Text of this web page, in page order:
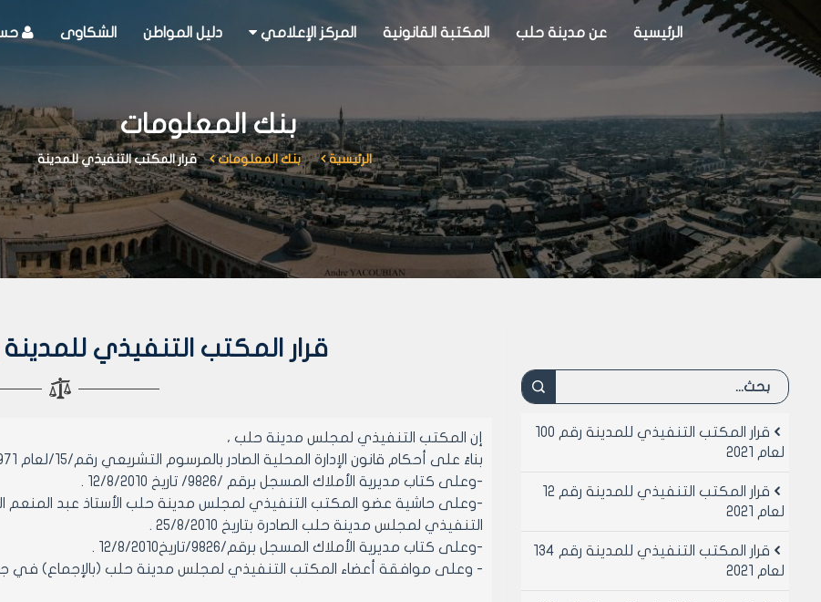
الرئيسية عن مدينة حلب المكتبة القانونية المركز الإعلامي دليل المواطن الشكاوى
بنك المعلومات
الرئيسية بنك المعلومات قرار المكتب التنفيذي للمدينة
قرار المكتب التنفيذي للمدينة رقم 740
إن المكتب التنفيذي لمجلس مدينة حلب ،
بناءً على أحكام قانون الإدارة المحلية الصادر بالمرسوم التشريعي رقم/15/لعام 1971ولائحته التنفيذية وتعديلاتهما.
-وعلى كتاب مديرية الأملاك المسجل برقم /9826/ تاريخ 12/8/2010 .
التنفيذي لمجلس مدينة حلب الصادرة بتاريخ 25/8/2010 .
-وعلى كتاب مديرية الأملاك المسجل برقم/9826/تاريخ12/8/2010 .
- وعلى موافقة أعضاء المكتب التنفيذي لمجلس مدينة حلب (بالإجماع) في جلسته رقم/30/
قرار المكتب التنفيذي للمدينة رقم 100
لعام 2021
قرار المكتب التنفيذي للمدينة رقم 12
لعام 2021
قرار المكتب التنفيذي للمدينة رقم 134
لعام 2021